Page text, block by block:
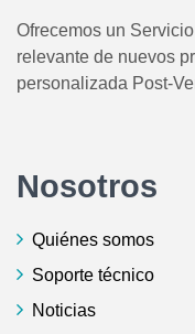
Ofrecemos un
relevante de nuevos
personalizada Post-
Nosotros
Quiénes somos
Soporte técnico
Noticias